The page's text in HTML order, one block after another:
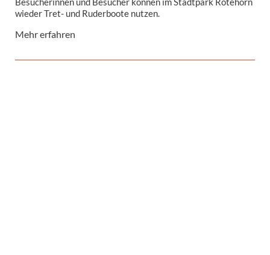
wieder Tret- und Ruderboote nutzen.
Mehr erfahren